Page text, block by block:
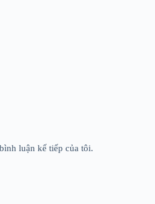
luận kế tiếp của tôi.